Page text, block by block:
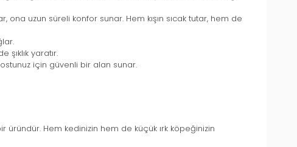
uzun süreli konfor sunar. Hem kışın sıcak tutar, hem de
şıklık yaratır.
için güvenli bir alan sunar.
üründür. Hem kedinizin hem de küçük ırk köpeğinizin